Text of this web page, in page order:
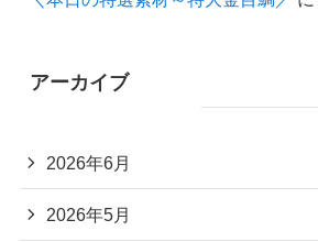
アーカイブ
2026年6月
2026年5月